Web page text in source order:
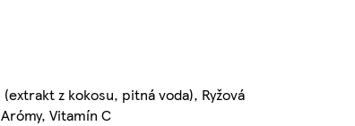
z kokosu, pitná voda), Ryžová
Vitamín C